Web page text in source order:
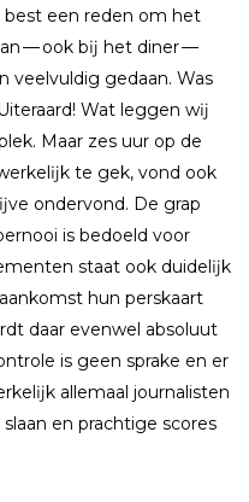
best een reden om het
— ook bĳ het diner —
veelvuldig gedaan. Was
Wat leggen wĳ
Maar zes uur op de
te gek, vond ook
ondervond. De grap
is bedoeld voor
staat ook duidelĳk
hun perskaart
daar evenwel absoluut
is geen sprake en er
allemaal journalisten
en prachtige scores